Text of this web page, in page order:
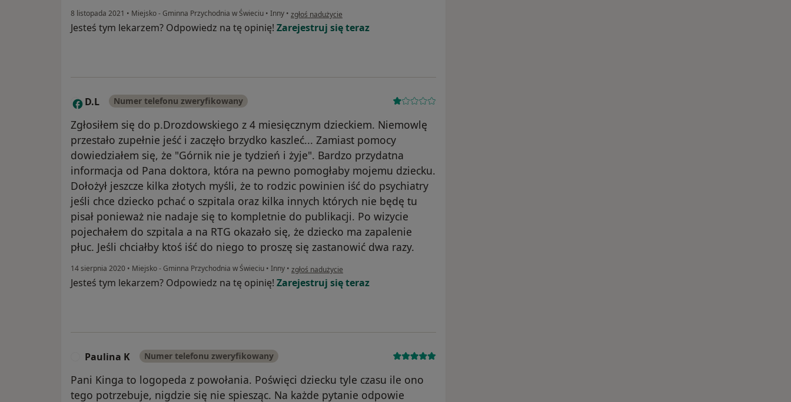
8 listopada 2021 • Miejsko - Gminna Przychodnia w Świeciu • Inny • w opinii użytkownika piotr
zgłoś nadużycie
Jesteś tym lekarzem? Odpowiedz na tę opinię! Zarejestruj się teraz
D D.L Numer telefonu zweryfikowany
Zgłosiłem się do p.Drozdowskiego z 4 miesięcznym dzieckiem. Niemowlę
przestało zupełnie jeść i zaczęło brzydko kaszleć... Zamiast pomocy
dowiedziałem się, że "Górnik nie je tydzień i żyje". Bardzo przydatna
informacja od Pana doktora, która na pewno pomogłaby mojemu dziecku.
Dołożył jeszcze kilka złotych myśli, że to rodzic powinien iść do psychiatry
jeśli chce dziecko pchać o szpitala oraz kilka innych których nie będę tu
pisał ponieważ nie nadaje się to kompletnie do publikacji. Po wizycie
pojechałem do szpitala a na RTG okazało się, że dziecko ma zapalenie
płuc. Jeśli chciałby ktoś iść do niego to proszę się zastanowić dwa razy.
14 sierpnia 2020 • Miejsko - Gminna Przychodnia w Świeciu • Inny • w opinii użytkownika D.L
zgłoś nadużycie
Jesteś tym lekarzem? Odpowiedz na tę opinię! Zarejestruj się teraz
Paulina K Numer telefonu zweryfikowany
Pani Kinga to logopeda z powołania. Poświęci dziecku tyle czasu ile ono
tego potrzebuje, nigdzie się nie spiesząc. Na każde pytanie odpowie